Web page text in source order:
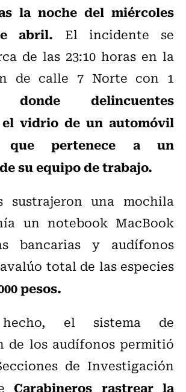
la noche del miércoles
abril. El incidente se
de las 23:10 horas en la
de calle 7 Norte con 1
donde delincuentes
vidrio de un automóvil
que pertenece a un
su equipo de trabajo.
sustrajeron una mochila
un notebook MacBook
bancarias y audífonos
total de las especies
pesos.
el sistema de
de los audífonos permitió
de Investigación
Carabineros rastrear la